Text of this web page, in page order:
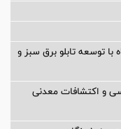
توسعه تابلو برق سبز و
و اکتشافات معدنی